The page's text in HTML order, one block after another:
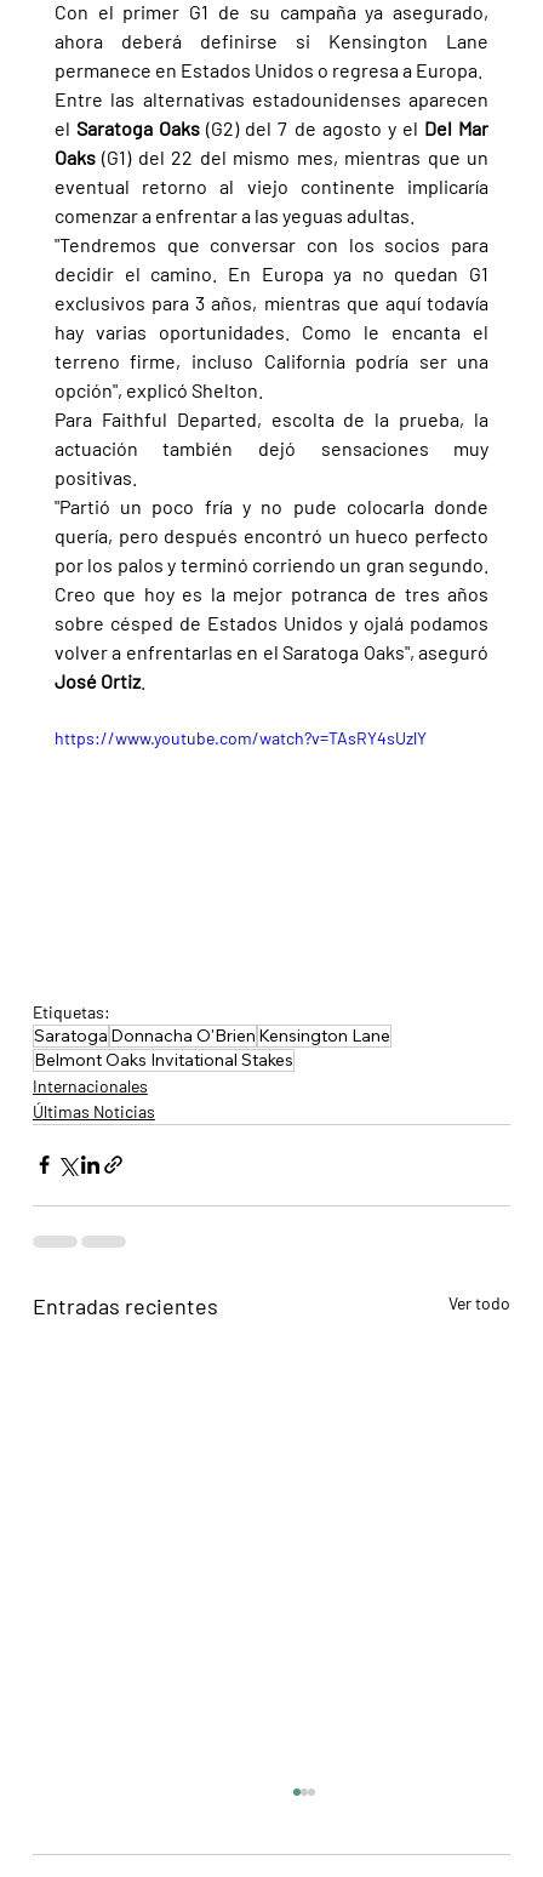
Con el primer G1 de su campaña ya asegurado,
ahora deberá definirse si Kensington Lane
permanece en Estados Unidos o regresa a Europa.
Entre las alternativas estadounidenses aparecen
el Saratoga Oaks (G2) del 7 de agosto y el Del Mar
Oaks (G1) del 22 del mismo mes, mientras que un
eventual retorno al viejo continente implicaría
comenzar a enfrentar a las yeguas adultas.
"Tendremos que conversar con los socios para
decidir el camino. En Europa ya no quedan G1
exclusivos para 3 años, mientras que aquí todavía
hay varias oportunidades. Como le encanta el
terreno firme, incluso California podría ser una
opción", explicó Shelton.
Para Faithful Departed, escolta de la prueba, la
actuación también dejó sensaciones muy
positivas.
"Partió un poco fría y no pude colocarla donde
quería, pero después encontró un hueco perfecto
por los palos y terminó corriendo un gran segundo.
Creo que hoy es la mejor potranca de tres años
sobre césped de Estados Unidos y ojalá podamos
José Ortiz.
https://www.youtube.com/watch?v=TAsRY4sUzlY
Etiquetas:
Saratoga Donnacha O'Brien Kensington Lane
Belmont Oaks Invitational Stakes
Internacionales
Últimas Noticias
Entradas recientes Ver todo